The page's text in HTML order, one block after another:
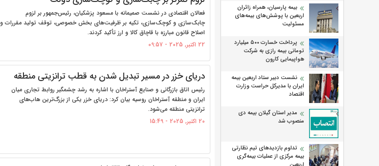
بیمه پارسیان، همراه زائران
اربعین با پوشش‌های بیمه‌های
مسئولیت
پرداخت خسارت ۵۰۰ میلیارد
تومانی بیمه رازی به شرکت
هواپیمایی کارون
نشست دبیر ستاد اربعین بیمه
ایران با مدیرکل حراست وزارت
اقتصاد
مدیر استان گیلان بیمه دی
منصوب شد
تداوم بازدیدهای تیم نظارتی
بیمه مرکزی از عملیات بیمه‌گری
فعالان اقتصادی در نشست صمیمانه با مسعود پزشکیان، رئیس‌جمهور بر لزوم
چابک‌سازی و کوچک‌سازی، تکیه بر ظرفیت‌های بخش خصوصی، توقف تولید مقررات و
اصلاح قانون مبارزه با قاچاق کالا و ارز تأکید کردند.
22 اکتبر, 2025 - 09:57
دریای خزر در مسیر تبدیل شدن به قطب ترانزیتی منطقه
رئیس اتاق بازرگانی و صنایع آستراخان با اشاره به رشد چشمگیر روابط تجاری میان
ایران و منطقه آستراخان روسیه بیان کرد: دریای خزر یکی از بزرگ‌ترین هاب‌های
ترانزیتی منطقه می‌شود.
20 اکتبر, 2025 - 15:49